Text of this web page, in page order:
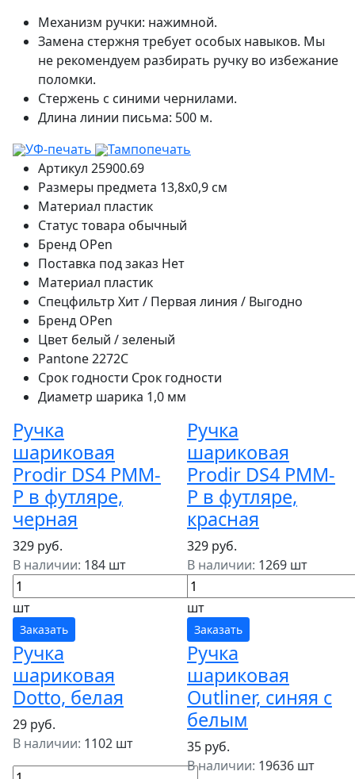
Механизм ручки: нажимной.
Замена стержня требует особых навыков. Мы
не рекомендуем разбирать ручку во избежание
поломки.
Стержень с синими чернилами.
Длина линии письма: 500 м.
УФ-печать
Тампопечать
Артикул 25900.69
Размеры предмета 13,8х0,9 см
Материал пластик
Статус товара обычный
Бренд OPen
Поставка под заказ Нет
Материал пластик
Спецфильтр Хит / Первая линия / Выгодно
Бренд OPen
Цвет белый / зеленый
Pantone2272C
Срок годности Срок годности
Диаметр шарика 1,0 мм
Ручка
шариковая
Prodir DS4 PMM-
P в футляре,
черная
329 руб.
В наличии: 184 шт
шт
Заказать
Ручка
шариковая
Prodir DS4 PMM-
P в футляре,
красная
329 руб.
В наличии: 1269 шт
шт
Заказать
Ручка
шариковая
Dotto, белая
29 руб.
В наличии: 1102 шт
Ручка
шариковая
Outliner, синяя с
белым
35 руб.
В наличии: 19636 шт